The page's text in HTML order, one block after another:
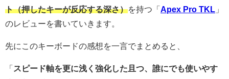
ト（押したキーが反応する深さ）を持つ「 Apex Pro TKL
」
のレビューを書いていきます。
先にこのキーボードの感想を一言でまとめると、
「 スピード軸を更に浅く強化した且つ、誰にでも使いやす